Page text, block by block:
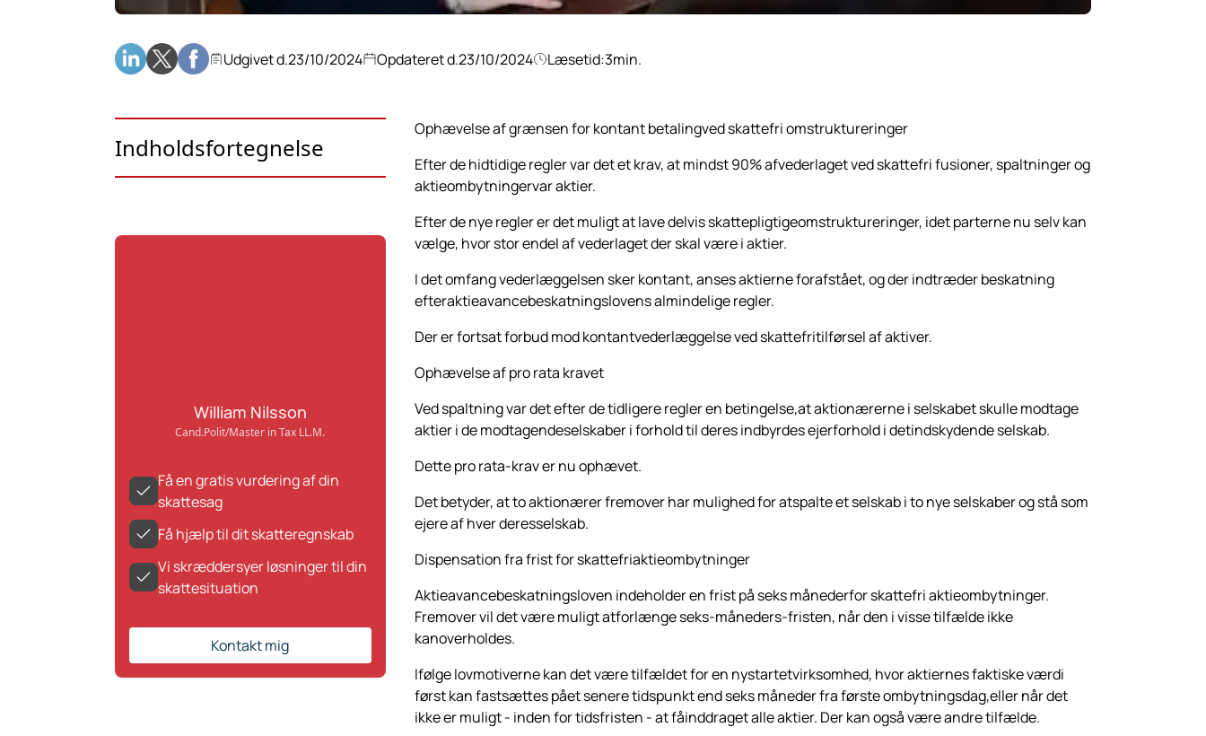
Udgivet d.23/10/2024 Opdateret d.23/10/2024 Læsetid:3min.
Indholdsfortegnelse
William Nilsson
Cand.Polit/Master in Tax LL.M.
Få en gratis vurdering af din
skattesag
Få hjælp til dit skatteregnskab
Vi skræddersyer løsninger til din
skattesituation
Kontakt mig
Ophævelse af grænsen for kontant betalingved skattefri omstruktureringer
Efter de hidtidige regler var det et krav, at mindst 90% afvederlaget ved skattefri fusioner, spaltninger og
aktieombytningervar aktier.
Efter de nye regler er det muligt at lave delvis skattepligtigeomstruk­tureringer, idet parterne nu selv kan
vælge, hvor stor endel af vederlaget der skal være i aktier.
I det omfang vederlæggelsen sker kontant, anses aktierne forafstået, og der indtræder beskatning
efteraktieavancebeskatningslovens almindelige regler.
Der er fortsat forbud mod kontantvederlæggelse ved skattefritilførsel af aktiver.
Ophævelse af pro rata kravet
Ved spaltning var det efter de tidligere regler en betingelse,at aktionærerne i selskabet skulle modtage
aktier i de modtagendeselskaber i forhold til deres indbyrdes ejerforhold i detindskydende selskab.
Dette pro rata-krav er nu ophævet.
Det betyder, at to aktionærer fremover har mulighed for atspalte et selskab i to nye selskaber og stå som
ejere af hver deresselskab.
Dispensation fra frist for skattefriaktieombytninger
Aktieavancebeskatningsloven indeholder en frist på seks månederfor skattefri aktieombytninger.
Fremover vil det være muligt atforlænge seks-måneders-fristen, når den i visse tilfælde ikke
kanoverholdes.
Ifølge lovmotiverne kan det være tilfældet for en nystartetvirksomhed, hvor aktiernes faktiske værdi
først kan fastsættes pået senere tidspunkt end seks måneder fra første ombytningsdag,eller når det
ikke er muligt - inden for tidsfristen - at fåinddraget alle aktier. Der kan også være andre tilfælde.